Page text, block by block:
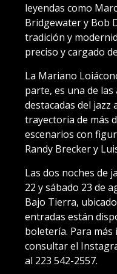
leyendas como
Bridgewater y Bob
tradición y
preciso y cargado
La Mariano
parte, es una de
destacadas del
trayectoria de más
escenarios con
Randy Brecker y
Las dos noches de
22 y sábado 23 de
Bajo Tierra,
entradas están
boletería. Para
consultar el
al 223 542-2557.